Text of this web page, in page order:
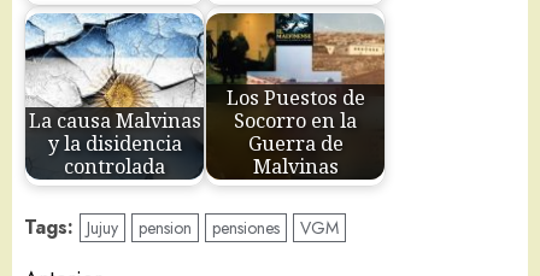
La causa Malvinas
y la disidencia
controlada
Los Puestos de
Socorro en la
Guerra de
Malvinas
Tags: Jujuy pension pensiones VGM